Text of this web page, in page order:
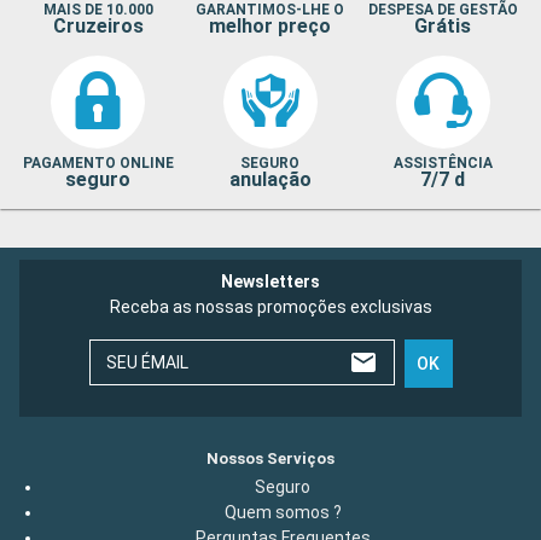
MAIS DE 10.000
Cruzeiros
GARANTIMOS-LHE O
melhor preço
DESPESA DE GESTÃO
Grátis
PAGAMENTO ONLINE
seguro
SEGURO
anulação
ASSISTÊNCIA
7/7 d
Newsletters
Receba as nossas promoções exclusivas
SEU ÉMAIL OK
Nossos Serviços
Seguro
Quem somos ?